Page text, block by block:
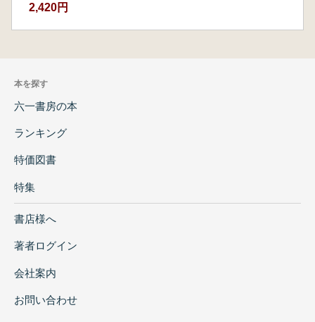
2,420円
本を探す
六一書房の本
ランキング
特価図書
特集
書店様へ
著者ログイン
会社案内
お問い合わせ